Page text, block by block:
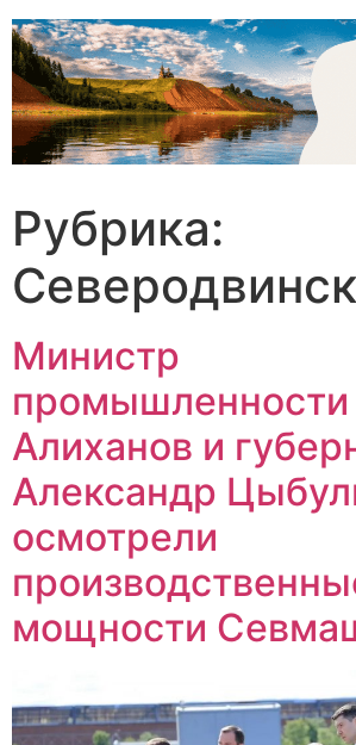
Перейти
содержимому
Рубрика:
Северодвинск
Министр
промышленности
Алиханов и
Александр
осмотрели
мощности